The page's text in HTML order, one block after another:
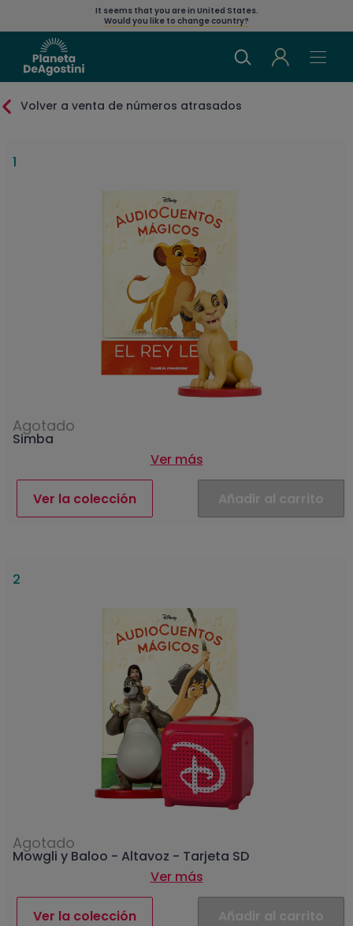
It seems that you are in United States.
Would you like to change country?
Volver a venta de números atrasados
1
Agotado
Simba
Ver más
Ver la colección Añadir al carrito
2
Agotado
Mowgli y Baloo - Altavoz - Tarjeta SD
Ver más
Ver la colección Añadir al carrito